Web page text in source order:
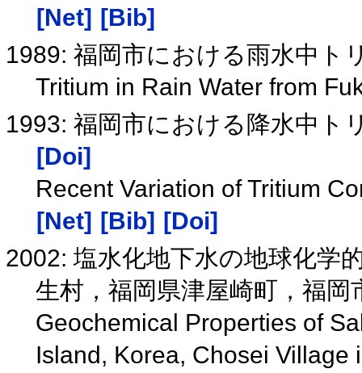
[Net]
[Bib]
1989: 福岡市における雨水中ト
Tritium in Rain Water from
1993: 福岡市における降水中ト
[Doi]
Recent Variation of Tritium
[Net]
[Bib]
[Doi]
2002: 塩水化地下水の地球化学
生村，福岡県津屋崎町，福
Geochemical Properties of
Island, Korea, Chosei Village